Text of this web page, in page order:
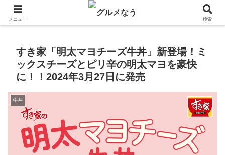
飲食店キャンペーン・食品飲料お菓子新発売のグルメニュース。
すき家「明太マヨチーズ牛丼」新登場！ミ
ックスチーズとピリ辛の明太マヨを豪快
に！！2024年3月27日に発売
牛丼
メニュー 検索